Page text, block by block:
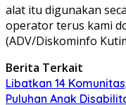
alat itu digunakan
operator terus kami
(ADV/Diskominfo
Berita Terkait
Libatkan 14
Puluhan Anak